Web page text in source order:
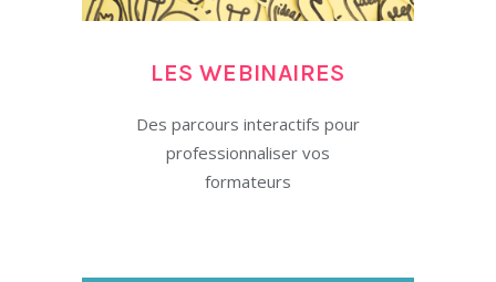
LES WEBINAIRES
Des parcours interactifs pour
professionnaliser vos
formateurs